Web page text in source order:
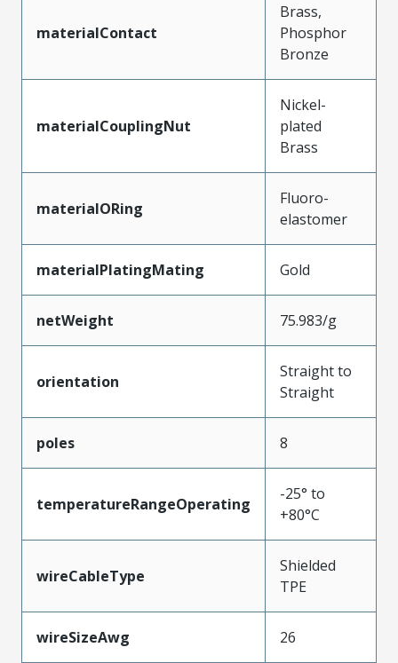
materialContact
Brass,
Phosphor
Bronze
materialCouplingNut
Nickel-
plated
Brass
materialORing
Fluoro-
elastomer
materialPlatingMating Gold
netWeight 75.983/g
orientation
Straight to
Straight
poles 8
temperatureRangeOperating
-25° to
+80°C
wireCableType
Shielded
TPE
wireSizeAwg 26